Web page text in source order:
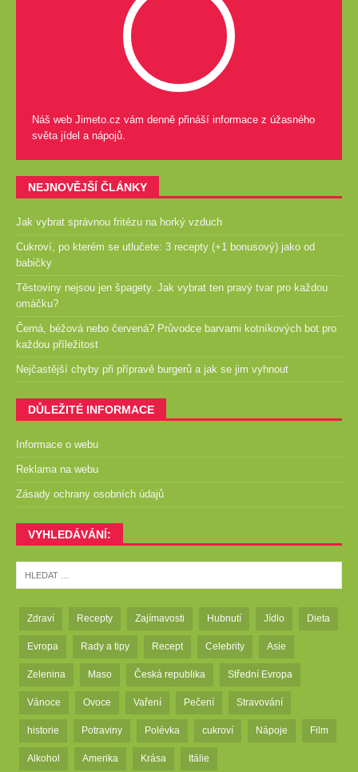
Náš web Jimeto.cz vám denně přináší informace z úžasného
světa jídel a nápojů.
NEJNOVĚJŠÍ ČLÁNKY
Jak vybrat správnou fritézu na horký vzduch
Cukroví, po kterém se utlučete: 3 recepty (+1 bonusový) jako od
babičky
Těstoviny nejsou jen špagety. Jak vybrat ten pravý tvar pro každou
omáčku?
Černá, béžová nebo červená? Průvodce barvami kotníkových bot pro
každou příležitost
Nejčastější chyby při přípravě burgerů a jak se jim vyhnout
DŮLEŽITÉ INFORMACE
Informace o webu
Reklama na webu
Zásady ochrany osobních údajů
VYHLEDÁVÁNÍ:
Zdraví Recepty Zajímavosti Hubnutí Jídlo Dieta
Evropa Rady a tipy Recept Celebrity Asie
Zelenina Maso Česká republika Střední Evropa
Vánoce Ovoce Vaření Pečení Stravování
historie Potraviny Polévka cukroví Nápoje Film
Alkohol Amerika Krása Itálie